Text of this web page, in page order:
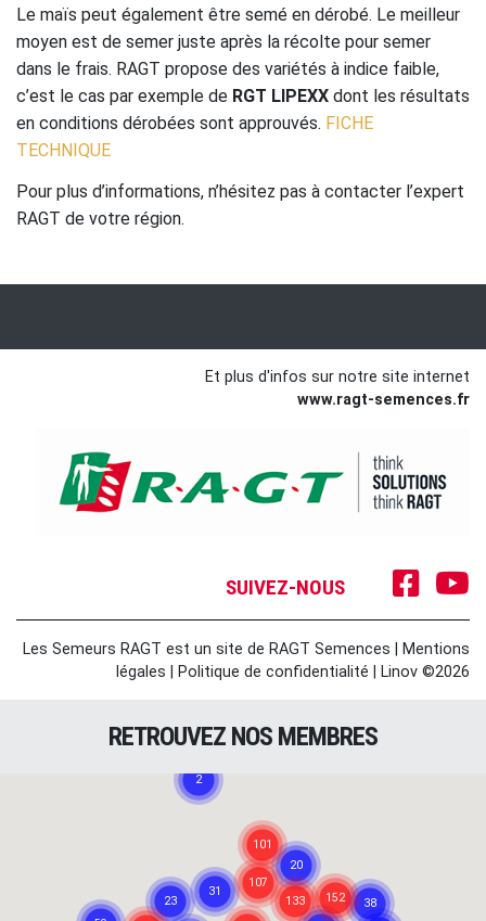
Le maïs peut également être semé en dérobé. Le meilleur
moyen est de semer juste après la récolte pour semer
dans le frais. RAGT propose des variétés à indice faible,
c’est le cas par exemple de RGT LIPEXX dont les résultats
en conditions dérobées sont approuvés. FICHE
TECHNIQUE
Pour plus d’informations, n’hésitez pas à contacter l’expert
RAGT de votre région.
Et plus d'infos sur notre site internet
www.ragt-semences.fr
SUIVEZ-NOUS
Les Semeurs RAGT est un site de RAGT Semences
Mentions
légales
Politique de confidentialité Linov ©2026
RETROUVEZ NOS MEMBRES